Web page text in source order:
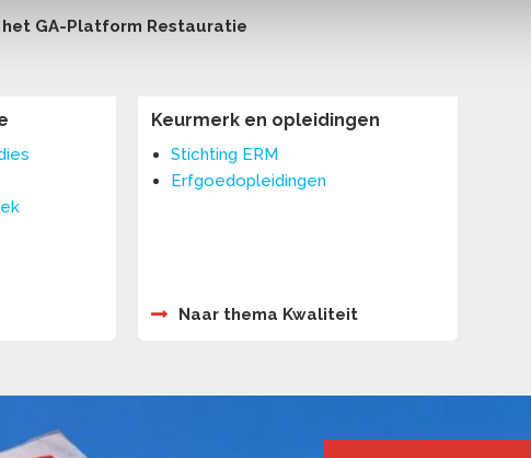
GA-Platform Restauratie
Keurmerk en opleidingen
Stichting ERM
Erfgoedopleidingen
Naar thema Kwaliteit